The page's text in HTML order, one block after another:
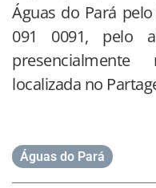
Águas do Pará
091 0091, pelo
localizada no
Águas do Pará